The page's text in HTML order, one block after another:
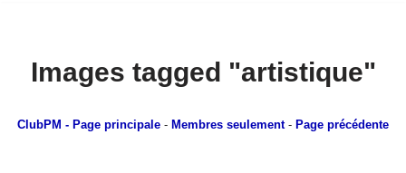
Images tagged "artistique"
ClubPM - Page principale - Membres seulement- Page précédente